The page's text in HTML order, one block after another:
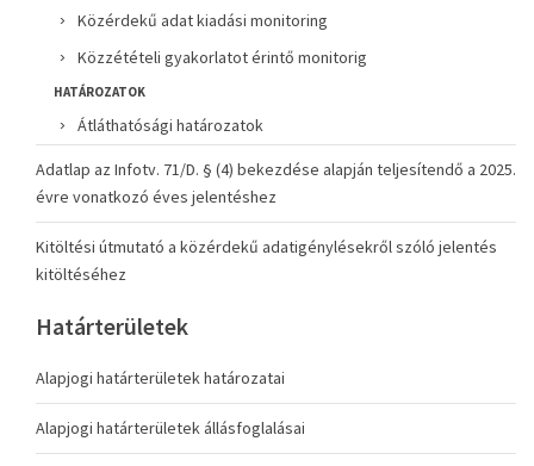
Közérdekű adat kiadási monitoring
Közzétételi gyakorlatot érintő monitorig
HATÁROZATOK
Átláthatósági határozatok
Adatlap az Infotv. 71/D. § (4) bekezdése alapján teljesítendő a 2025.
évre vonatkozó éves jelentéshez
Kitöltési útmutató a közérdekű adatigénylésekről szóló jelentés
kitöltéséhez
Határterületek
Alapjogi határterületek határozatai
Alapjogi határterületek állásfoglalásai